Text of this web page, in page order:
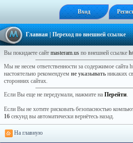
Вход
Главная| Переход по внешней ссылке
Вы покидаете сайт masteram.us по внешней ссылке
Мы не несем ответственности за содержимое сайта
настоятельно рекомендуем не указывать никаких
сторонних сайтах.
Если Вы еще не передумали, нажмите на Перейти.
Если Вы не хотите рисковать безопасностью
16 секунд вы автоматически вернётесь назад.
На главную